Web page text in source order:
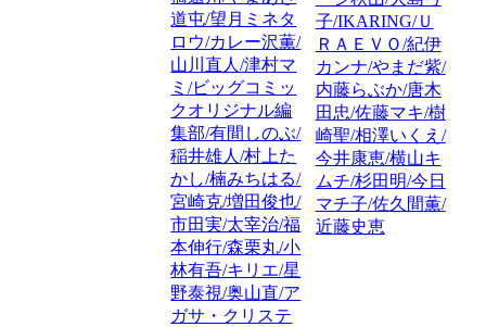
道屯/望月ミネタ
ロウ/カレー沢薫/
山川直人/津村マ
ミ/ビッグコミッ
クオリジナル編
集部/有間しのぶ/
稲井雄人/村上た
かし/楠みちはる/
宮崎克/増田俊也/
市田実/太宰治/福
本伸行/森栗丸/小
林有吾/キリエ/星
野泰視/奥山直/ア
ガサ・クリステ
子/IKARING/Ｕ
ＲＡＥＶＯ/紀伊
カンナ/やまだ紫/
内藤らぶか/唐木
田忠/佐藤マキ/樹
崎聖/相澤いくえ/
今井康恵/横山キ
ムチ/杉田明/今日
マチ子/佐久間薫/
近藤史恵